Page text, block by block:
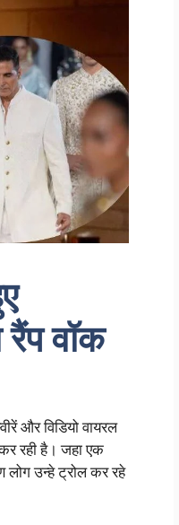
वॉक
और विडियो वायरल
रही है। जहा एक
उन्हे ट्रोल कर रहे